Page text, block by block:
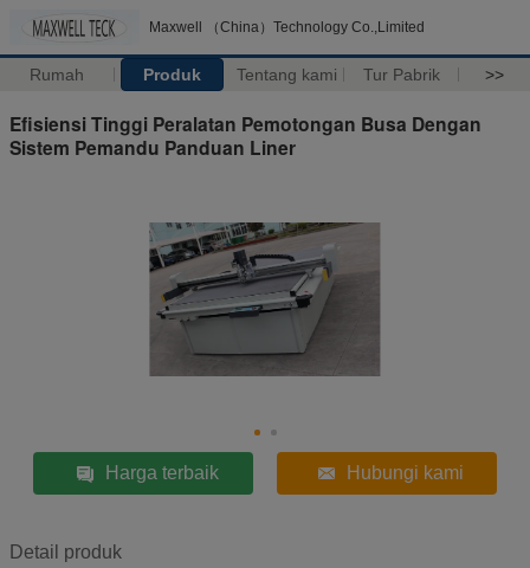
Maxwell （China）Technology Co.,Limited
Rumah Produk Tentang kami Tur Pabrik >>
Efisiensi Tinggi Peralatan Pemotongan Busa Dengan
Sistem Pemandu Panduan Liner
Harga terbaik Hubungi kami
Detail produk